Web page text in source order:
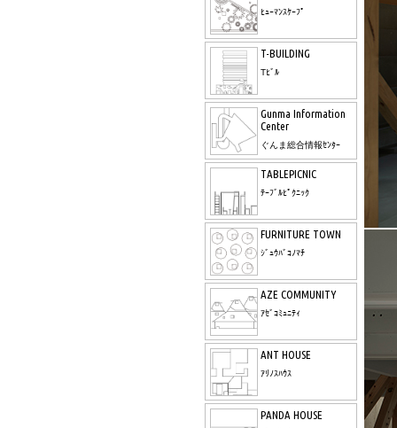
ﾋｭｰﾏﾝｽｹｰﾌﾟ
T-BUILDING
Tﾋﾞﾙ
Gunma Information
Center
ぐんま総合情報ｾﾝﾀｰ
TABLEPICNIC
ﾃｰﾌﾞﾙﾋﾟｸﾆｯｸ
FURNITURE TOWN
ｼﾞｭｳﾊﾞｺﾉﾏﾁ
AZE COMMUNITY
ｱｾﾞｺﾐｭﾆﾃｨ
ANT HOUSE
ｱﾘﾉｽﾊｳｽ
PANDA HOUSE